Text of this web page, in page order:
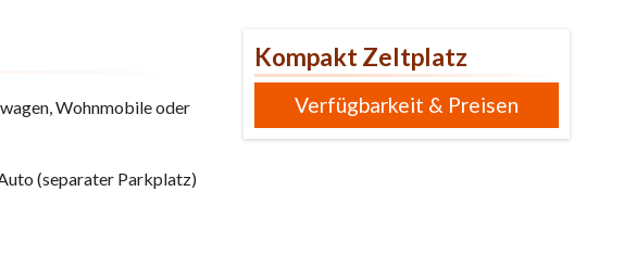
Wohnmobile oder
(separater Parkplatz)
Kompakt Zeltplatz
Verfügbarkeit & Preisen